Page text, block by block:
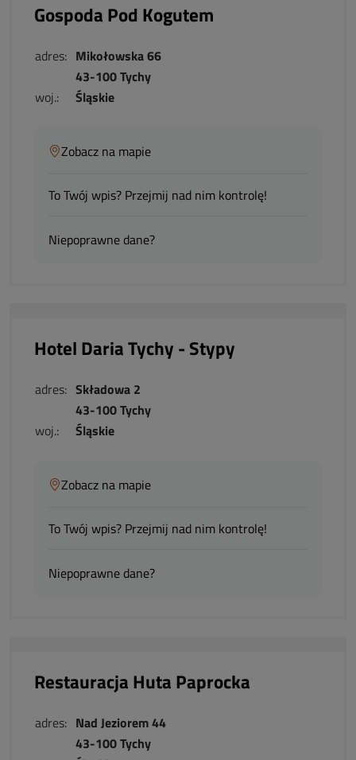
Gospoda Pod Kogutem
adres: Mikołowska 66
43-100 Tychy
woj.:
Śląskie
Zobacz na mapie
To Twój wpis? Przejmij nad nim kontrolę!
Niepoprawne dane?
Hotel Daria Tychy - Stypy
adres: Składowa 2
43-100 Tychy
woj.:
Śląskie
Zobacz na mapie
To Twój wpis? Przejmij nad nim kontrolę!
Niepoprawne dane?
Restauracja Huta Paprocka
adres: Nad Jeziorem 44
43-100 Tychy